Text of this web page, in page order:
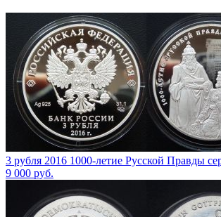
3 рубля 2016 1000-летие Русской Правды
9 000 руб.